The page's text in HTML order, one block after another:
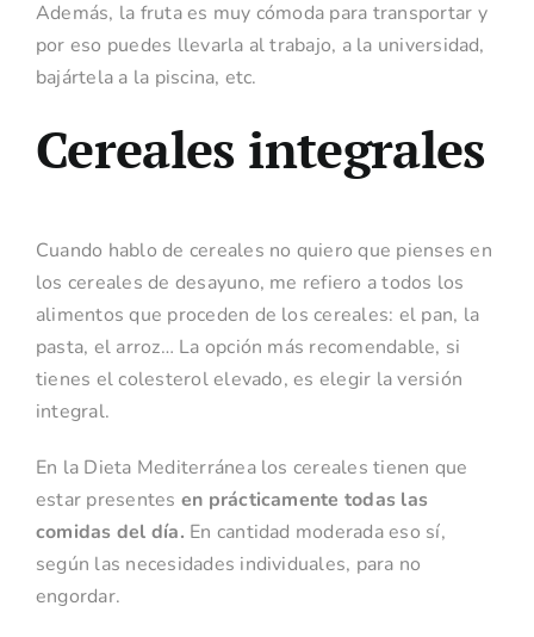
Además, la fruta es muy cómoda para transportar y
por eso puedes llevarla al trabajo, a la universidad,
bajártela a la piscina, etc.
Cereales integrales
Cuando hablo de cereales no quiero que pienses en
los cereales de desayuno, me refiero a todos los
alimentos que proceden de los cereales: el pan, la
pasta, el arroz… La opción más recomendable, si
tienes el colesterol elevado, es elegir la versión
integral.
En la Dieta Mediterránea los cereales tienen que
estar presentes en prácticamente todas las
comidas del día. En cantidad moderada eso sí,
según las necesidades individuales, para no
engordar.